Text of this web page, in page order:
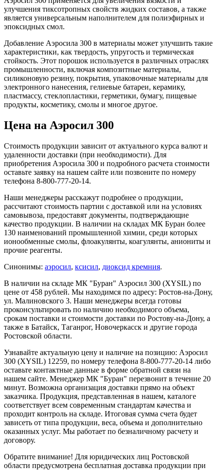
улучшения тиксотропных свойств жидких составов, а также
является универсальным наполнителем для полиэфирных и
эпоксидных смол.
Добавление Аэросила 300 в материалы может улучшить такие
характеристики, как твердость, упругость и термическая
стойкость. Этот порошок используется в различных отраслях
промышленности, включая композитные материалы,
силиконовую резину, покрытия, упаковочные материалы для
электронного нанесения, гелиевые батареи, керамику,
пластмассу, стеклопластики, герметики, бумагу, пищевые
продукты, косметику, смолы и многое другое.
Цена на Аэросил 300
Стоимость продукции зависит от актуального курса валют и
удаленности доставки (при необходимости). Для
приобретения Аэросила 300 и подробного расчета стоимости
оставьте заявку на нашем сайте или позвоните по номеру
телефона 8-800-777-20-14.
Наши менеджеры расскажут подробнее о продукции,
рассчитают стоимость партии с доставкой или на условиях
самовывоза, предоставят документы, подтверждающие
качество продукции. В наличии на складах МК Буран более
130 наименований промышленной химии, среди которых
ионообменные смолы, флоакулянты, коагулянты, аниониты и
прочие реагенты.
Синонимы: аэросил, ксисил, диоксид кремния.
В наличии на складе МК "Буран" Аэросил 300 (XYSIL) по
цене от 458 рублей. Мы находимся по адресу: Ростов-на-Дону,
ул. Малиновского 3. Наши менеджеры всегда готовы
проконсультировать по наличию необходимого объема,
срокам поставки и стоимости доставки по Ростову-на-Дону, а
также в Батайск, Таганрог, Новочеркасск и другие города
Ростовской области.
Узнавайте актуальную цену и наличие на позицию: Аэросил
300 (XYSIL) 12259, по номеру телефона 8-800-777-20-14 либо
оставьте контактные данные в форме обратной связи на
нашем сайте. Менеджер МК "Буран" перезвонит в течение 20
минут. Возможна организация доставки прямо на объект
заказчика. Продукция, представленная в нашем, каталоге
соответствует всем современным стандартам качества и
проходит контроль на складе. Итоговая сумма счета будет
зависеть от типа продукции, веса, объема и дополнительно
оказанных услуг. Мы работает по безналичному расчету и
договору.
Обратите внимание! Для юридических лиц Ростовской
области предусмотрена бесплатная доставка продукции при